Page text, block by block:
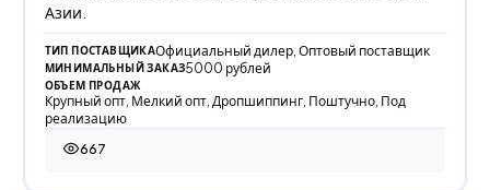
Азии.
ТИП ПОСТАВЩИКАОфициальный дилер, Оптовый поставщик
МИНИМАЛЬНЫЙ ЗАКАЗ5000 рублей
ОБЪЕМ ПРОДАЖ
Крупный опт, Мелкий опт, Дропшиппинг, Поштучно, Под
реализацию
667
667 просмотров